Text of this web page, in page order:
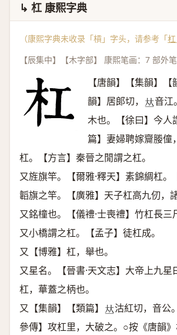
↳ 杠 康熙字典
（康熙字典未收录「槓」字头，请参考「杠
【辰集中】【木字部】 康熙笔画：7 部外
【唐韻】【集韻】
韻】居郞切， 𠀤音江
木也。【徐曰】今人
篇】妻婦聘嫁齎媵僮
杠。【方言】秦晉之閒謂之杠。
又旌旗竿。【爾雅·釋天】素錦綢杠。
韜旗之竿。【廣雅】天子杠高九仞，
又銘橦也。【儀禮·士喪禮】竹杠長三
又小橋謂之杠。【孟子】徒杠成。
又【博雅】杠，舉也。
又星名。【晉書·天文志】大帝上九星
杠，華蓋之柄也。
又【集韻】【類篇】 𠀤沽紅切，音公
參傳】攻杠里，大破之。○按《唐韻》